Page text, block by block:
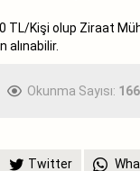
TL/Kişi olup Ziraat
alınabilir.
Okunma Sayısı:
Twitter